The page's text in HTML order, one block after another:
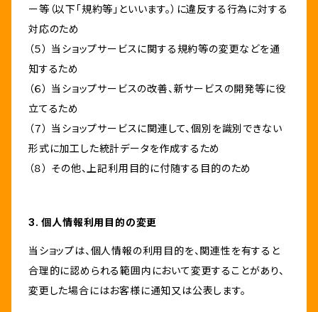
ー等（以下「規約等」といいます。）に違反する行為に対する
対応のため
（５） 当ショップサービスに関する規約等の変更などを通
知するため
（６） 当ショップサービスの改善、新サービスの開発等に役
立てるため
（７） 当ショップサービスに関連して、個別を識別できない
形式に加工した統計データを作成するため
（８） その他、上記利用目的に付随する目的のため
3. 個人情報利用目的の変更
当ショップは、個人情報の利用目的を、関連性を有すると
合理的に認められる範囲内において変更することがあり、
変更した場合にはお客様に通知又は公表します。